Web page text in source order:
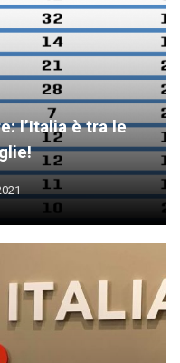
l’Italia è tra le